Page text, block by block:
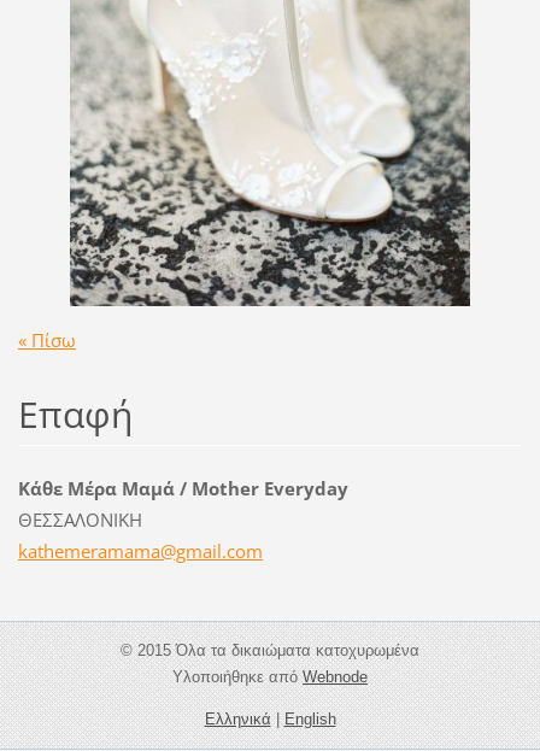
« Πίσω
Επαφή
Κάθε Μέρα Μαμά / Mother Everyday
ΘΕΣΣΑΛΟΝΙΚΗ
kathemeramama@gmail.com
© 2015 Όλα τα δικαιώματα κατοχυρωμένα
Υλοποιήθηκε απόWebnode
Ελληνικά|English